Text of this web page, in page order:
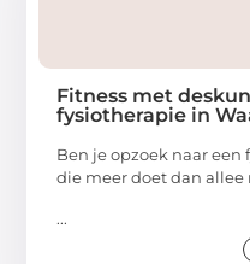
Fitness met
fysiotherapie in
Ben je opzoek naar
die meer doet dan allee
...